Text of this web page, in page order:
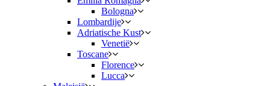
Bologna
Lombardije
Adriatische Kust
Venetië
Toscane
Florence
Lucca